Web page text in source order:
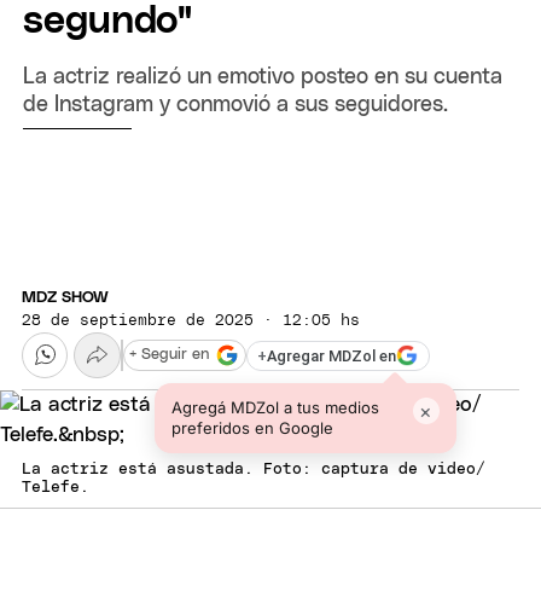
segundo"
La actriz realizó un emotivo posteo en su cuenta
de Instagram y conmovió a sus seguidores.
MDZ SHOW
28 de septiembre de 2025 · 12:05 hs
+Agregar MDZol en
Agregá MDZol a tus medios
preferidos en Google
×
+ Seguir en
La actriz está asustada. Foto: captura de video/
Telefe.